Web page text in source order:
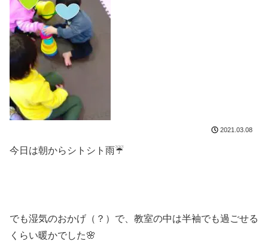
2021.03.08
今日は朝からシトシト雨☔
でも湿気のおかげ（？）で、教室の中は半袖でも過ごせる
くらい暖かでした🌸